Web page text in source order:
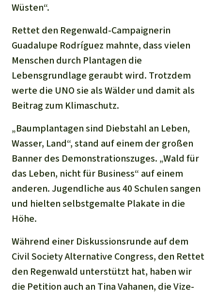
Gold
Fleisch und Soja
Landraub
Wilderei
Straßen
Zement und Beton
Transparenz
Português
Indonesia
Schutz von Indigenen
Afrika
Lateinamerika
Wüsten“.
Rettet den Regenwald-Campaignerin
Guadalupe Rodríguez mahnte, dass vielen
Menschen durch Plantagen die
Lebensgrundlage geraubt wird. Trotzdem
werte die UNO sie als Wälder und damit als
Beitrag zum Klimaschutz.
„Baumplantagen sind Diebstahl an Leben,
Wasser, Land“, stand auf einem der großen
Banner des Demonstrationszuges. „Wald für
das Leben, nicht für Business“ auf einem
anderen. Jugendliche aus 40 Schulen sangen
und hielten selbstgemalte Plakate in die
Höhe.
Während einer Diskussionsrunde auf dem
Civil Society Alternative Congress, den Rettet
den Regenwald unterstützt hat, haben wir
die Petition auch an Tina Vahanen, die Vize-